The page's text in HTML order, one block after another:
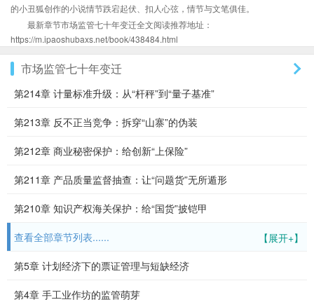
的小丑狐创作的小说情节跌宕起伏、扣人心弦，情节与文笔俱佳。
最新章节市场监管七十年变迁全文阅读推荐地址：
https://m.ipaoshubaxs.net/book/438484.html
市场监管七十年变迁
第214章 计量标准升级：从“杆秤”到“量子基准”
第213章 反不正当竞争：拆穿“山寨”的伪装
第212章 商业秘密保护：给创新“上保险”
第211章 产品质量监督抽查：让“问题货”无所遁形
第210章 知识产权海关保护：给“国货”披铠甲
【展开+】
查看全部章节列表......
第5章 计划经济下的票证管理与短缺经济
第4章 手工业作坊的监管萌芽